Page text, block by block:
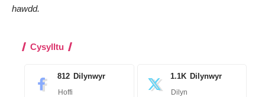
hawdd.
Cysylltu
812 Dilynwyr
Hoffi
1.1K Dilynwyr
Dilyn